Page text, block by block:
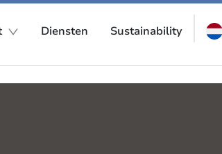
Diensten Sustainability